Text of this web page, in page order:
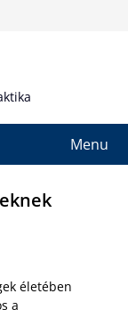
Menu
életében
a